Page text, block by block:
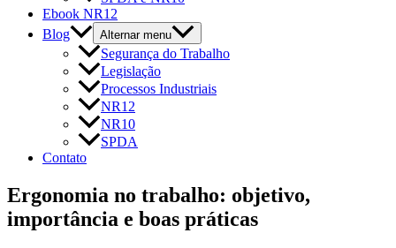
Ebook NR12
Blog
Alternar menu
Segurança do Trabalho
Legislação
Processos Industriais
NR12
NR10
SPDA
Contato
Ergonomia no trabalho: objetivo,
importância e boas práticas